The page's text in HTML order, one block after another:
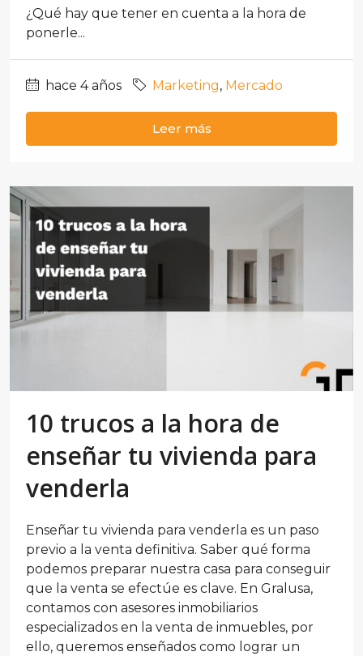
¿Qué hay que tener en cuenta a la hora de
ponerle...
hace 4 años Marketing, Mercado
Leer más
10 trucos a la hora de
enseñar tu vivienda para
venderla
Enseñar tu vivienda para venderla es un paso
previo a la venta definitiva. Saber qué forma
podemos preparar nuestra casa para conseguir
que la venta se efectúe es clave. En Gralusa,
contamos con asesores inmobiliarios
especializados en la venta de inmuebles, por
ello, queremos enseñados como lograr un